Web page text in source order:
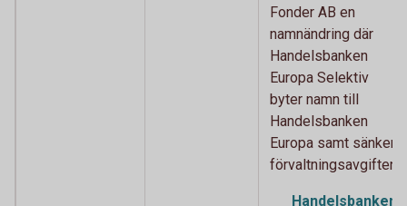
Fonder AB en
namnändring där
Handelsbanken
Europa Selektiv
byter namn till
Handelsbanken
Europa samt sänker
förvaltningsavgiften.
Handelsbanken